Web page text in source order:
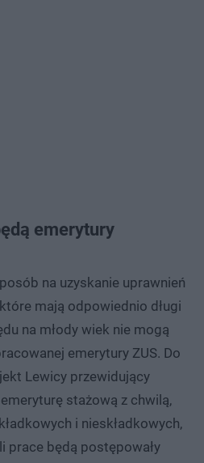
emerytury
na uzyskanie uprawnień
mają odpowiednio długi
na młody wiek nie mogą
emerytury ZUS. Do
Lewicy przewidujący
stażową z chwilą,
i nieskładkowych,
prace będą postępowały